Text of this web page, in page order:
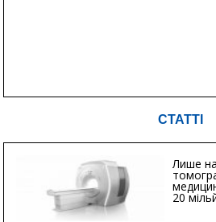
СТАТТІ
Лише
20